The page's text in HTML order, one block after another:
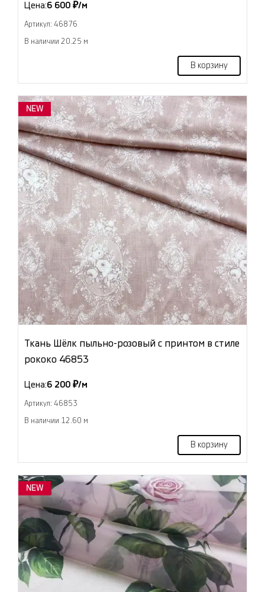
Цена:6 600 ₽/м
Артикул: 46876
В наличии 20.25 м
В корзину
NEW
Ткань Шёлк пыльно-розовый с принтом в стиле
рококо 46853
Цена:6 200 ₽/м
Артикул: 46853
В наличии 12.60 м
В корзину
NEW